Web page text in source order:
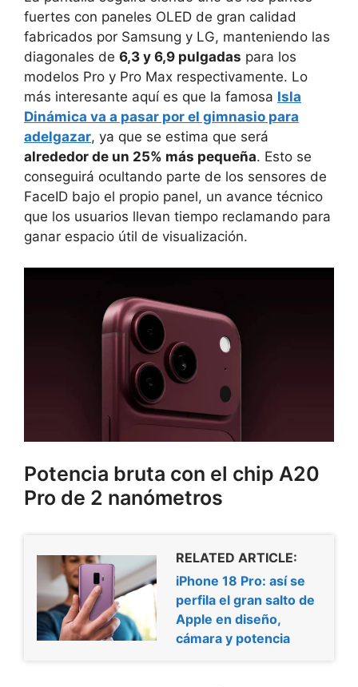
fuertes con paneles OLED de gran calidad
fabricados por Samsung y LG, manteniendo las
diagonales de 6,3 y 6,9 pulgadas para los
modelos Pro y Pro Max respectivamente. Lo
más interesante aquí es que la famosa Isla
Dinámica va a pasar por el gimnasio para
adelgazar, ya que se estima que será
alrededor de un 25% más pequeña. Esto se
conseguirá ocultando parte de los sensores de
FaceID bajo el propio panel, un avance técnico
que los usuarios llevan tiempo reclamando para
ganar espacio útil de visualización.
Potencia bruta con el chip A20
Pro de 2 nanómetros
RELATED ARTICLE:
iPhone 18 Pro: así se
perfila el gran salto de
Apple en diseño,
cámara y potencia